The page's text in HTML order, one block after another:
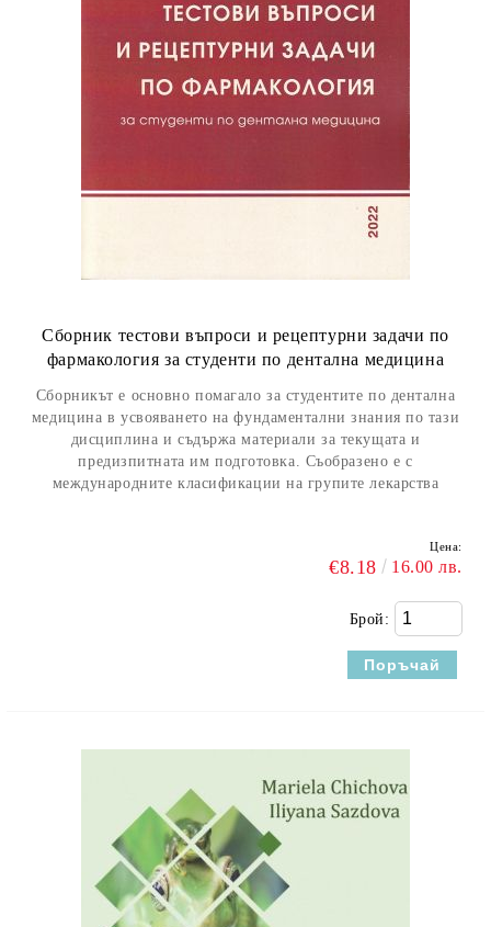
Сборник тестови въпроси и рецептурни задачи по
фармакология за студенти по дентална медицина
Сборникът е основно помагало за студентите по дентална
медицина в усвояването на фундаментални знания по тази
дисциплина и съдържа материали за текущата и
предизпитната им подготовка. Съобразено е с
международните класификации на групите лекарства
Цена:
€8.18 16.00 лв.
Брой: